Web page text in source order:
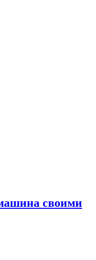
своими